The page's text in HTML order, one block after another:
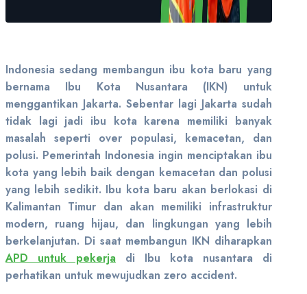
Indonesia sedang membangun ibu kota baru yang
bernama Ibu Kota Nusantara (IKN) untuk
menggantikan Jakarta. Sebentar lagi Jakarta sudah
tidak lagi jadi ibu kota karena memiliki banyak
masalah seperti over populasi, kemacetan, dan
polusi. Pemerintah Indonesia ingin menciptakan ibu
kota yang lebih baik dengan kemacetan dan polusi
yang lebih sedikit. Ibu kota baru akan berlokasi di
Kalimantan Timur dan akan memiliki infrastruktur
modern, ruang hijau, dan lingkungan yang lebih
berkelanjutan. Di saat membangun IKN diharapkan
APD untuk pekerja di Ibu kota nusantara di
perhatikan untuk mewujudkan zero accident.